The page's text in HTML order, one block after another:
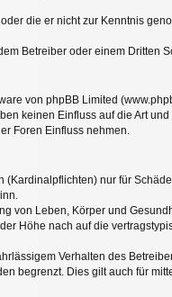
die er nicht zur Kenntnis
Betreiber oder einem Dritten
von phpBB Limited
keinen Einfluss auf die Art
Foren Einfluss nehmen.
(Kardinalpflichten) nur für
von Leben, Körper und
Höhe nach auf die
Verhalten des
begrenzt. Dies gilt auch für